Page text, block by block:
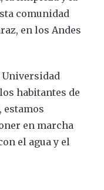
comunidad
en los Andes
Universidad
habitantes de
estamos
en marcha
el agua y el